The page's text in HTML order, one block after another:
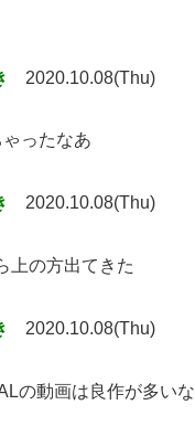
2020.10.08(Thu)
ったなあ
2020.10.08(Thu)
上の方出てきた
2020.10.08(Thu)
の動画は良作が多いな